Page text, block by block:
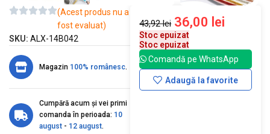
(Acest produs nu a
fost evaluat)
SKU: ALX-14B042
Magazin 100% românesc.
Cumpără acum și vei primi
comanda în perioada: 10
august - 12 august.
43,92lei 36,00 lei
Stoc epuizat
Stoc epuizat
Comandă pe WhatsApp
Adaugă la favorite